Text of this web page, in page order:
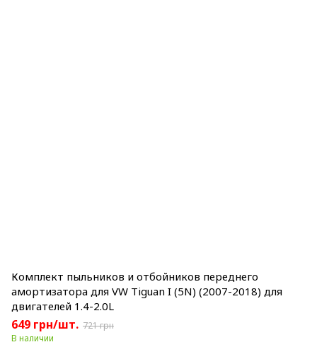
Комплект пыльников и отбойников переднего
амортизатора для VW Tiguan I (5N) (2007-2018) для
двигателей 1.4-2.0L
649 грн/шт. 721 грн
В наличии